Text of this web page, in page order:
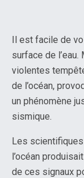
Il est facile de
surface de
violentes
de l’océan,
un phénomène
sismique.
Les
l’océan
de ces signaux